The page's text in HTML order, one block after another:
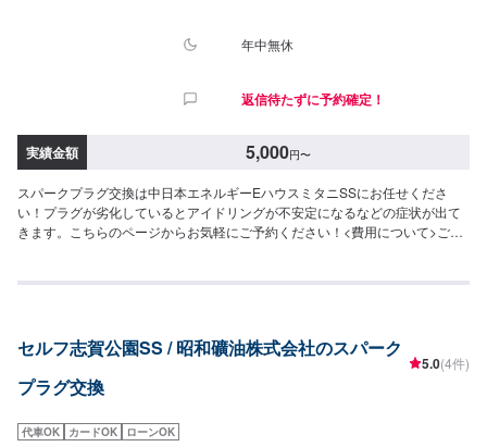
年中無休
返信待たずに予約確定！
実績金額 5,000円〜
スパークプラグ交換は中日本エネルギーEハウスミタニSSにお任せくださ
い！プラグが劣化しているとアイドリングが不安定になるなどの症状が出て
きます。こちらのページからお気軽にご予約ください！<費用について>ご来
セルフ志賀公園SS / 昭和礦油株式会社のスパーク
プラグ交換
5.0(4件)
代車OK カードOK ローンOK